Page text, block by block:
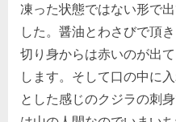
凍った状態ではない形で
した。醤油とわさびで頂き
切り身からは赤いのが出
します。そして口の中に
とした感じのクジラの刺